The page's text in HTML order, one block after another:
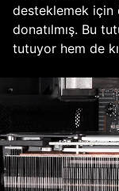
desteklemek için
donatılmış. Bu
tutuyor hem de